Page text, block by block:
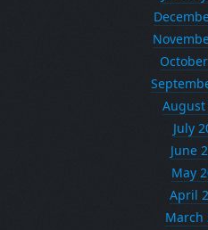
August
July
June
May
April
March